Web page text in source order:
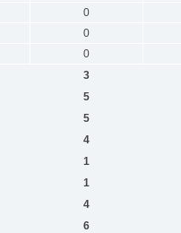
0
0
0
3
5
5
4
1
1
4
6